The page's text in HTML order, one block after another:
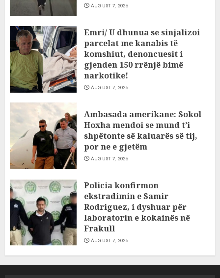
AUGUST 7, 2026
Emri/ U dhunua se sinjalizoi
parcelat me kanabis të
komshiut, denoncuesit i
gjenden 150 rrënjë bimë
narkotike!
AUGUST 7, 2026
Ambasada amerikane: Sokol
Hoxha mendoi se mund t’i
shpëtonte së kaluarës së tij,
por ne e gjetëm
AUGUST 7, 2026
Policia konfirmon
ekstradimin e Samir
Rodriguez, i dyshuar për
laboratorin e kokainës në
Frakull
AUGUST 7, 2026